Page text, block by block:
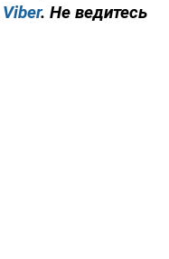
Viber. Не ведитесь